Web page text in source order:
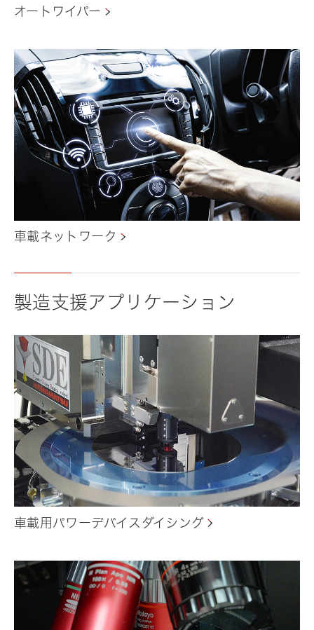
オートワイパー
車載ネットワーク
製造支援アプリケーション
車載用パワーデバイスダイシング